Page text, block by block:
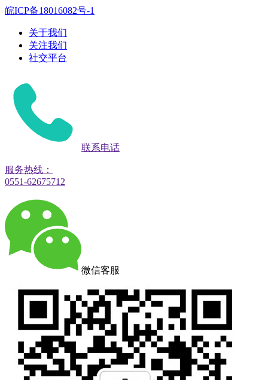
皖ICP备18016082号-1
关于我们
关注我们
社交平台
联系电话
服务热线：
0551-62675712
微信客服